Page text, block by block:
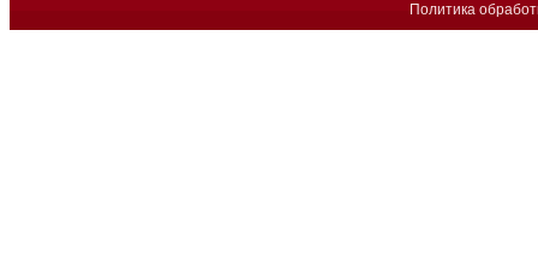
Политика